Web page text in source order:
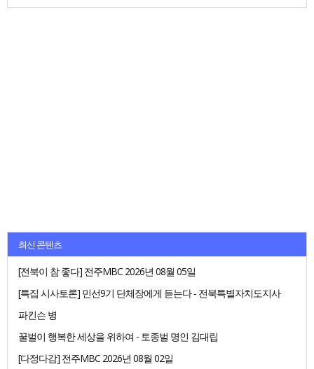
최신 콘텐츠
[전북이 참 좋다] 전주MBC 2026년 08월 05일
[특집 시사토론] 민선9기 단체장에게 듣는다 - 전북특별자치도지사
파킨슨 병
꿀벌이 행복한 세상을 위하여 - 토종벌 명인 김대립
[다정다감] 전주MBC 2026년 08월 02일